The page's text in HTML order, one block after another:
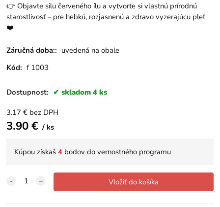
👉 Objavte silu červeného ílu a vytvorte si vlastnú prírodnú
starostlivosť – pre hebkú, rozjasnenú a zdravo vyzerajúcu pleť
❤️
Záručná doba:: uvedená na obale
Kód: f 1003
Dostupnosť: skladom 4 ks
3.17 € bez DPH
3.90€ ks
Kúpou získaš4 bodov do vernostného programu